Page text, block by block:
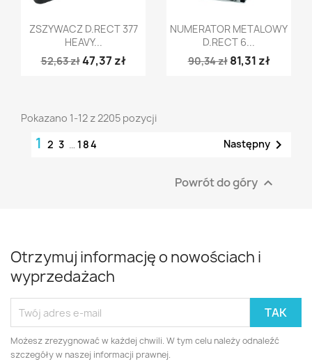
Szybki podgląd
ZSZYWACZ D.RECT 377
HEAVY...
52,63 zł47,37 zł
Szybki podgląd
NUMERATOR METALOWY
D.RECT 6...
90,34 zł 81,31 zł
Pokazano 1-12 z 2205 pozycji
1 2 3 … 184 Następny 
Powrót do góry 
Otrzymuj informację o nowościach i
wyprzedażach
Możesz zrezygnować w każdej chwili. W tym celu należy odnaleźć
szczegóły w naszej informacji prawnej.